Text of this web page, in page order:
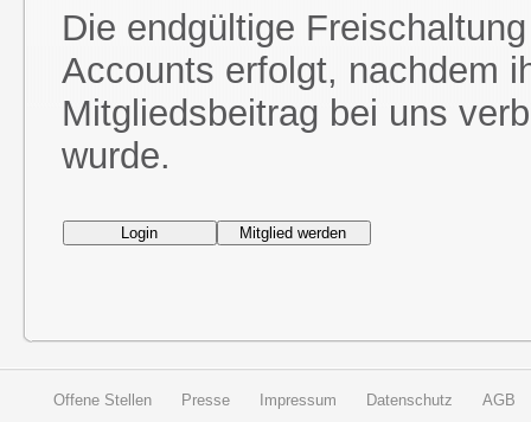
Die endgültige
Accounts erfolgt, nachdem
Mitgliedsbeitrag bei uns
wurde.
Offene Stellen Presse Impressum Datenschutz AGB